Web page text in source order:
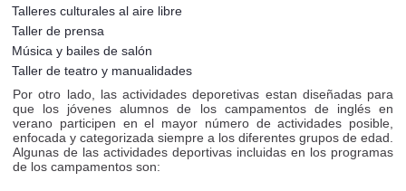
Talleres culturales al aire libre
Taller de prensa
Música y bailes de salón
Taller de teatro y manualidades
Por otro lado, las actividades deporetivas estan diseñadas para
que los jóvenes alumnos de los campamentos de inglés en
verano participen en el mayor número de actividades posible,
enfocada y categorizada siempre a los diferentes grupos de edad.
Algunas de las actividades deportivas incluidas en los programas
de los campamentos son: